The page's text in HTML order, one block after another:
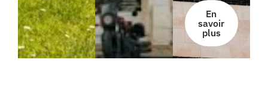
En
savoir
plus